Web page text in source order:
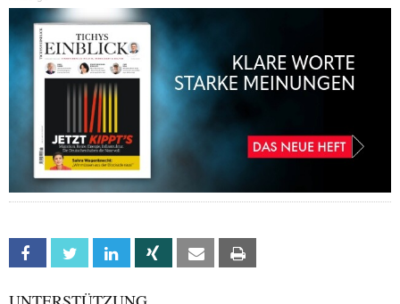
Facebook Twitter Linkedin Xing Email